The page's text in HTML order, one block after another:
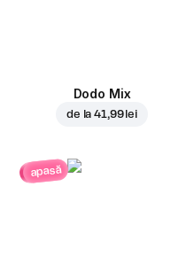
Dodo Mix
de la41,99 lei
apasă